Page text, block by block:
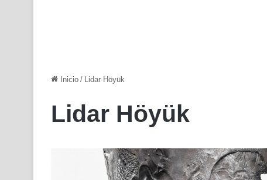
Inicio / Lidar Höyük
Lidar Höyük